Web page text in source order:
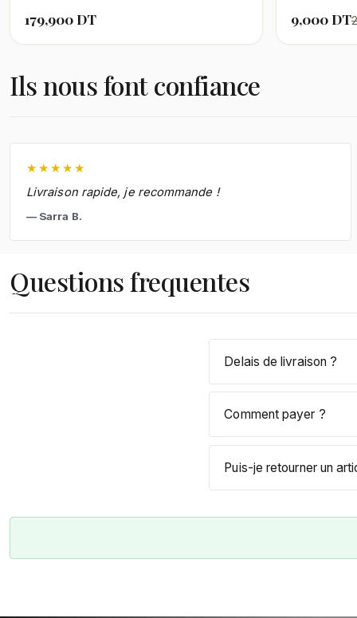
179,900 DT 9,000 DT
Ils nous font confiance
★ ★ ★ ★ ★
Livraison rapide, je recommande !
Sarra B.
Questions frequentes
Delais de livraison ?
Comment payer ?
Puis-je retourner un